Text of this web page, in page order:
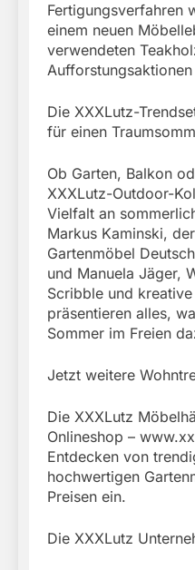
Fertigungsverfahren
einem neuen
verwendeten
Die XXXLutz-
für einen
Ob Garten, Balkon
XXXLutz-Outdoor-
Vielfalt an
Markus Kaminski,
Gartenmöbel
und Manuela Jäger,
Scribble und
präsentieren alles,
Sommer im Freien
Jetzt weitere
Die XXXLutz
Onlineshop –
Entdecken von
hochwertigen
Preisen ein.
Die XXXLutz